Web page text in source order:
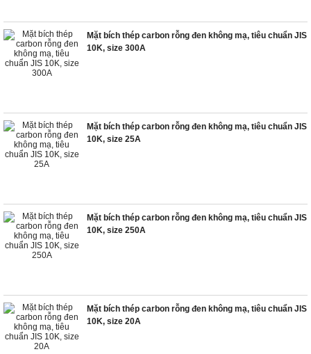
Mặt bích thép carbon rỗng đen không mạ, tiêu chuẩn JIS
10K, size 300A
Mặt bích thép carbon rỗng đen không mạ, tiêu chuẩn JIS
10K, size 25A
Mặt bích thép carbon rỗng đen không mạ, tiêu chuẩn JIS
10K, size 250A
Mặt bích thép carbon rỗng đen không mạ, tiêu chuẩn JIS
10K, size 20A